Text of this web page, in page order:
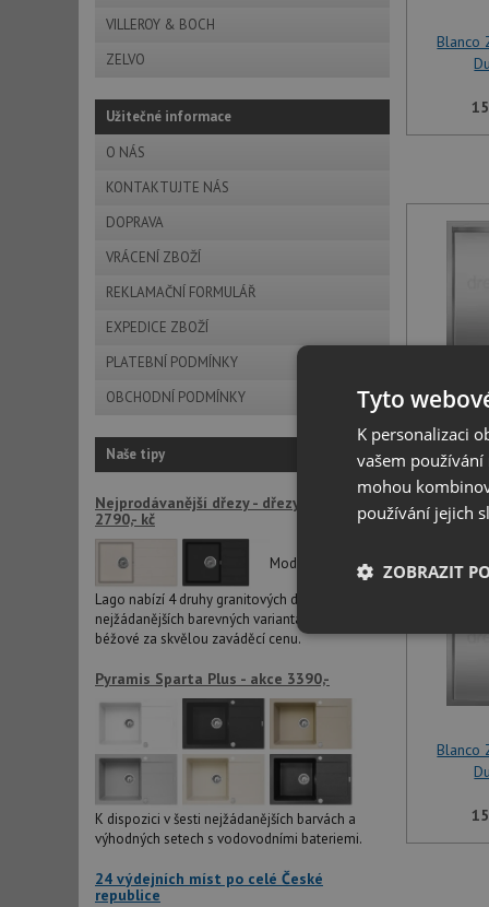
VILLEROY & BOCH
ZELVO
Užitečné informace
O NÁS
KONTAKTUJTE NÁS
DOPRAVA
VRÁCENÍ ZBOŽÍ
REKLAMAČNÍ FORMULÁŘ
EXPEDICE ZBOŽÍ
PLATEBNÍ PODMÍNKY
OBCHODNÍ PODMÍNKY
Naše tipy
Nejprodávanější dřezy - dřezy LAGO již od
2790,- kč
Modelová řada
Lago nabízí 4 druhy granitových dřezů ve dvou
nejžádanějších barevných variantách černé a
béžové za skvělou zaváděcí cenu.
Pyramis Sparta Plus - akce 3390,-
K dispozici v šesti nejžádanějších barvách a
výhodných setech s vodovodními bateriemi.
24 výdejních míst po celé České
republice
Blanco
Blanco
Blanco
Tyto
K personalizaci
vašem
mohou
používání jejich
ZOBRAZIT
Nezbytně
Nezbytně
Nezbytně nutné
stránky nelze bez